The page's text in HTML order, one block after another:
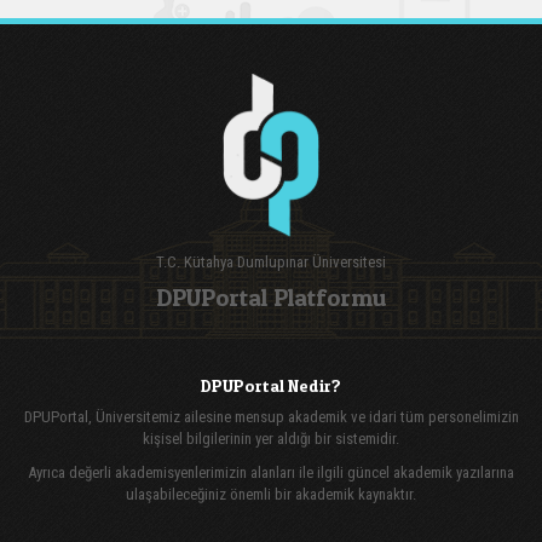
T.C. Kütahya Dumlupınar Üniversitesi
DPUPortal Platformu
DPUPortal Nedir?
DPUPortal, Üniversitemiz ailesine mensup akademik ve idari tüm personelimizin
kişisel bilgilerinin yer aldığı bir sistemidir.
Ayrıca değerli akademisyenlerimizin alanları ile ilgili güncel akademik yazılarına
ulaşabileceğiniz önemli bir akademik kaynaktır.